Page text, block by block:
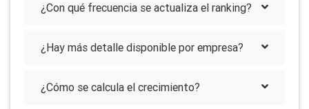
¿Con qué frecuencia se actualiza el ranking?
¿Hay más detalle disponible por empresa?
¿Cómo se calcula el crecimiento?